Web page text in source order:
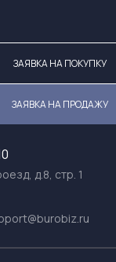
ЗАЯВКА НА ПОКУПКУ
ЗАЯВКА НА ПРОДАЖУ
д.8, стр. 1